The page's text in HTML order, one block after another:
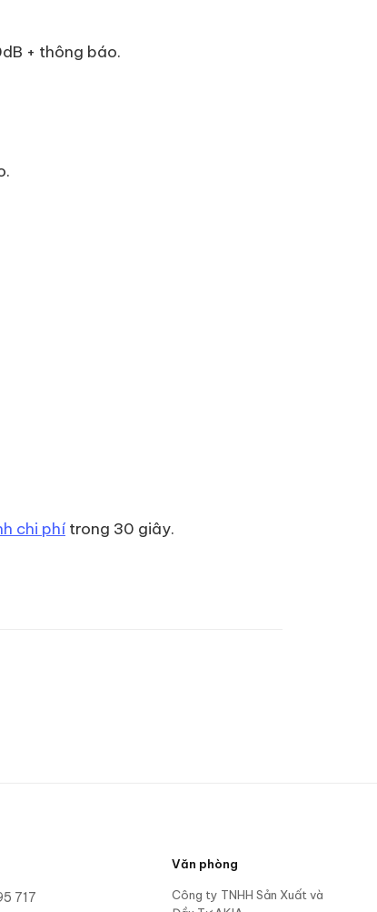
+ thông báo.
chi phí trong 30 giây.
717
Văn phòng
Công ty TNHH Sản Xuất và